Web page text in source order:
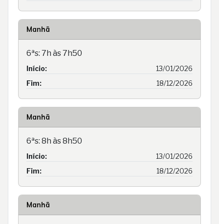
Manhã
6ªs: 7h às 7h50
Início:
13/01/2026
Fim:
18/12/2026
Manhã
6ªs: 8h às 8h50
Início:
13/01/2026
Fim:
18/12/2026
Manhã